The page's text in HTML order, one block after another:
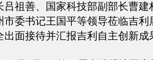
吕祖善、国家科技部副部长曹建
市委书记王国平等领导莅临吉利
出面接待并汇报吉利自主创新成